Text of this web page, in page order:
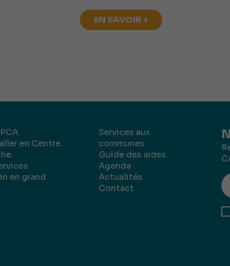
EN SAVOIR +
en Centre
en grand
Services aux
communes
Guide des aides
Agenda
Actualités
Contact